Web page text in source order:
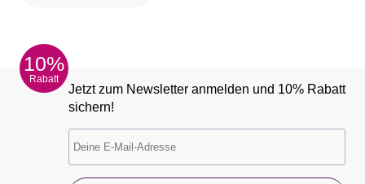
10%
Rabatt
Jetzt zum Newsletter anmelden und 10% Rabatt
sichern!